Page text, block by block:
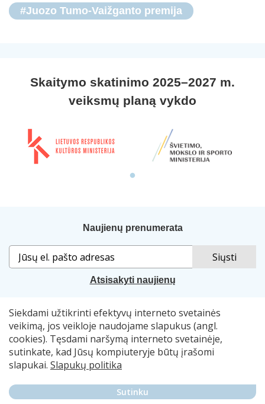
Siekdami užtikrinti efektyvų interneto svetainės
veikimą, jos veikloje naudojame slapukus (angl.
cookies). Tęsdami naršymą interneto svetainėje,
sutinkate, kad Jūsų kompiuteryje būtų įrašomi
slapukai. Slapukų politika
Sutinku
#Juozo Tumo-Vaižganto premija
Skaitymo skatinimo 2025–2027 m.
veiksmų planą vykdo
Naujienų prenumerata
Atsisakyti naujienų
Sprendimas: „Idamas“ . Naudojama „Smart Web“
sistema.
© 2007–2026 Lietuvos nacionalinė Martyno Mažvydo
biblioteka, el. p.skaitymometai@lnb.lt
Autorių teisės. Publikuojamų duomenų naudojimas